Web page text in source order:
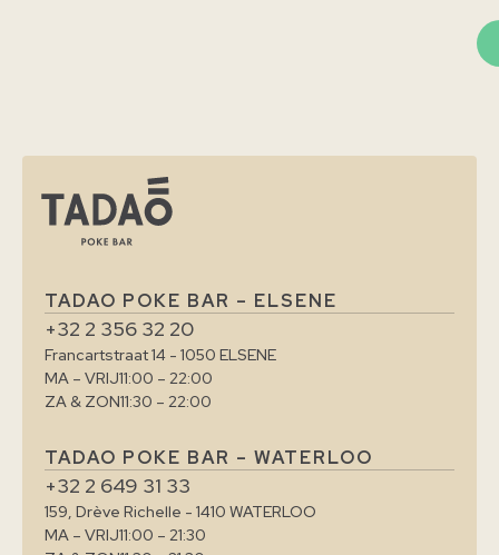
TADAO POKE BAR – ELSENE
+32 2 356 32 20
Francartstraat 14 - 1050 ELSENE
MA – VRIJ11:00 – 22:00
ZA & ZON11:30 – 22:00
TADAO POKE BAR – WATERLOO
+32 2 649 31 33
159, Drève Richelle - 1410 WATERLOO
MA – VRIJ11:00 – 21:30